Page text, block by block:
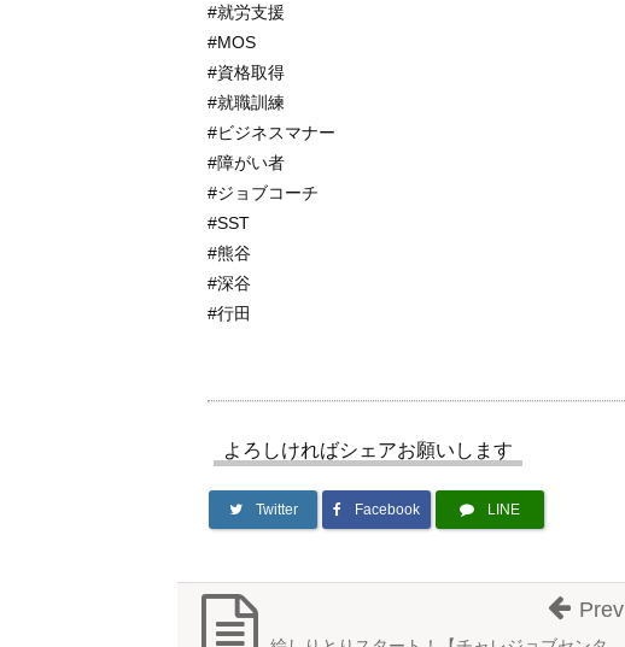
#就労支援
#MOS
#資格取得
#就職訓練
#ビジネスマナー
#障がい者
#ジョブコーチ
#SST
#熊谷
#深谷
#行田
よろしければシェアお願いします
Twitter Facebook LINE
Prev